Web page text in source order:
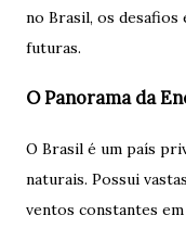
no Brasil, os
futuras.
O Panorama da
O Brasil é um país
naturais. Possui
ventos constantes